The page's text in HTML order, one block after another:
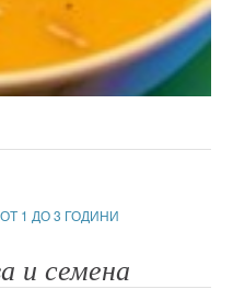
1 ДО 3 ГОДИНИ
и семена